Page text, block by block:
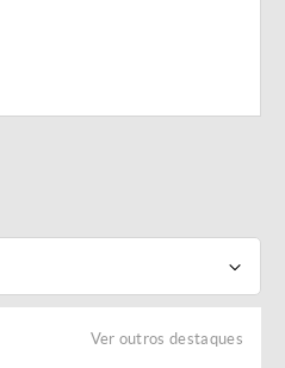
Ver outros destaques